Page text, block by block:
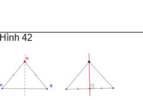
Hình 42